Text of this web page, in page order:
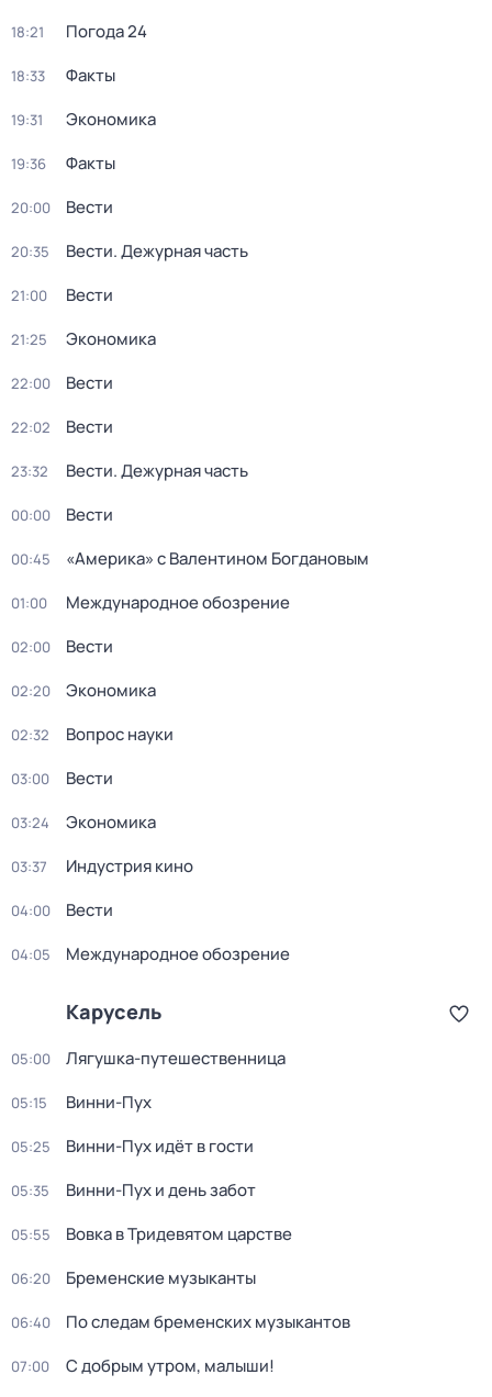
18:21 Погода 24
18:33 Факты
19:31 Экономика
19:36 Факты
20:00 Вести
20:35 Вести. Дежурная часть
21:00 Вести
21:25 Экономика
22:00 Вести
22:02 Вести
23:32 Вести. Дежурная часть
00:00 Вести
00:45 «Америка» с Валентином Богдановым
01:00 Международное обозрение
02:00 Вести
02:20 Экономика
02:32 Вопрос науки
03:00 Вести
03:24 Экономика
03:37 Индустрия кино
04:00 Вести
04:05 Международное обозрение
Карусель
05:00 Лягушка-путешественница
05:15 Винни-Пух
05:25 Винни-Пух идёт в гости
05:35 Винни-Пух и день забот
05:55 Вовка в Тридевятом царстве
06:20 Бременские музыканты
06:40 По следам бременских музыкантов
07:00 С добрым утром, малыши!